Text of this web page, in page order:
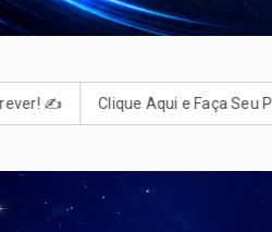
Aqui e Faça Seu Pedido! "E tudo o